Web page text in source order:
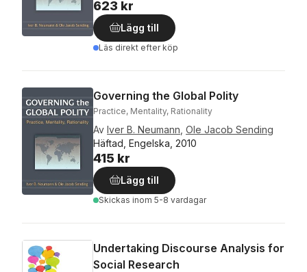
623 kr
Lägg till
Läs direkt efter köp
Governing the Global Polity
Practice, Mentality, Rationality
Av Iver B. Neumann Ole Jacob Sending
Häftad, Engelska, 2010
415 kr
Lägg till
Skickas inom 5-8 vardagar
Undertaking Discourse Analysis for
Social Research